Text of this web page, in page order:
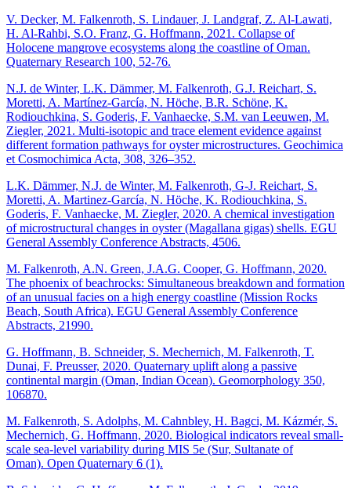
V. Decker, M. Falkenroth, S. Lindauer, J. Landgraf, Z. Al-Lawati,
H. Al-Rahbi, S.O. Franz, G. Hoffmann, 2021. Collapse of
Holocene mangrove ecosystems along the coastline of Oman.
Quaternary Research 100, 52-76.
N.J. de Winter, L.K. Dämmer, M. Falkenroth, G.J. Reichart, S.
Moretti, A. Martínez-García, N. Höche, B.R. Schöne, K.
Rodiouchkina, S. Goderis, F. Vanhaecke, S.M. van Leeuwen, M.
Ziegler, 2021. Multi-isotopic and trace element evidence against
different formation pathways for oyster microstructures. Geochimica
et Cosmochimica Acta, 308, 326–352.
L.K. Dämmer, N.J. de Winter, M. Falkenroth, G-J. Reichart, S.
Moretti, A. Martinez-García, N. Höche, K. Rodiouchkina, S.
Goderis, F. Vanhaecke, M. Ziegler, 2020. A chemical investigation
of microstructural changes in oyster (Magallana gigas) shells. EGU
General Assembly Conference Abstracts, 4506.
M. Falkenroth, A.N. Green, J.A.G. Cooper, G. Hoffmann, 2020.
The phoenix of beachrocks: Simultaneous breakdown and formation
of an unusual facies on a high energy coastline (Mission Rocks
Beach, South Africa). EGU General Assembly Conference
Abstracts, 21990.
G. Hoffmann, B. Schneider, S. Mechernich, M. Falkenroth, T.
Dunai, F. Preusser, 2020. Quaternary uplift along a passive
continental margin (Oman, Indian Ocean). Geomorphology 350,
106870.
M. Falkenroth, S. Adolphs, M. Cahnbley, H. Bagci, M. Kázmér, S.
Mechernich, G. Hoffmann, 2020. Biological indicators reveal small-
scale sea-level variability during MIS 5e (Sur, Sultanate of
Oman). Open Quaternary 6 (1).